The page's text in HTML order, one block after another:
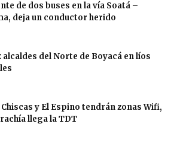
de dos buses en la vía Soatá –
deja un conductor herido
alcaldes del Norte de Boyacá en líos
Chiscas y El Espino tendrán zonas Wifi,
llega la TDT